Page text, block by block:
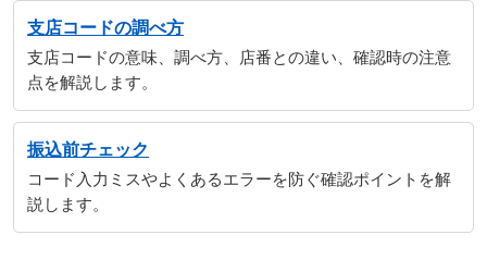
支店コードの調べ方
支店コードの意味、調べ方、店番との違い、確認時の注意
点を解説します。
振込前チェック
コード入力ミスやよくあるエラーを防ぐ確認ポイントを解
説します。